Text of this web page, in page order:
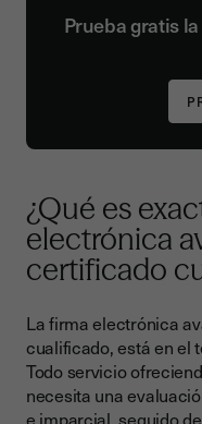
Prueba gratis
¿Qué es
electrónica
certificado
La firma electrónica
cualificado, está en el
Todo servicio
necesita una